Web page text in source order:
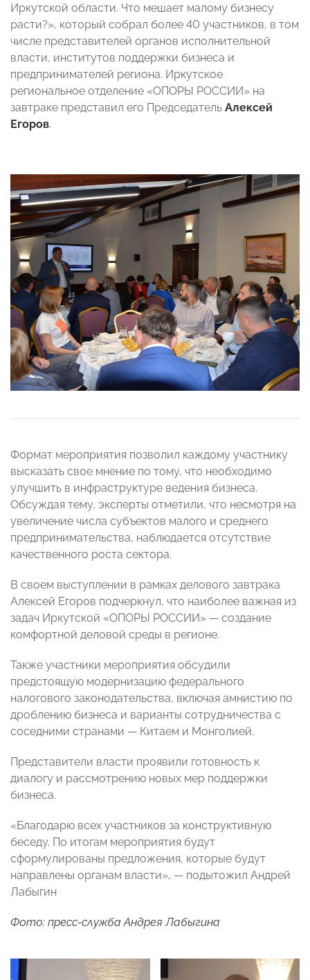
Иркутской области. Что мешает малому бизнесу
расти?», который собрал более 40 участников, в том
числе представителей органов исполнительной
власти, институтов поддержки бизнеса и
предпринимателей региона. Иркутское
региональное отделение «ОПОРЫ РОССИИ» на
завтраке представил его Председатель Алексей
Егоров.
Формат мероприятия позволил каждому участнику
высказать свое мнение по тому, что необходимо
улучшить в инфраструктуре ведения бизнеса.
Обсуждая тему, эксперты отметили, что несмотря на
увеличение числа субъектов малого и среднего
предпринимательства, наблюдается отсутствие
качественного роста сектора.
В своем выступлении в рамках делового завтрака
Алексей Егоров подчеркнул, что наиболее важная из
задач Иркутской «ОПОРЫ РОССИИ» — создание
комфортной деловой среды в регионе.
Также участники мероприятия обсудили
предстоящую модернизацию федерального
налогового законодательства, включая амнистию по
дроблению бизнеса и варианты сотрудничества с
соседними странами — Китаем и Монголией.
Представители власти проявили готовность к
диалогу и рассмотрению новых мер поддержки
бизнеса.
«Благодарю всех участников за конструктивную
беседу. По итогам мероприятия будут
сформулированы предложения, которые будут
направлены органам власти», — подытожил Андрей
Лабыгин
Фото: пресс-служба Андрея Лабыгина